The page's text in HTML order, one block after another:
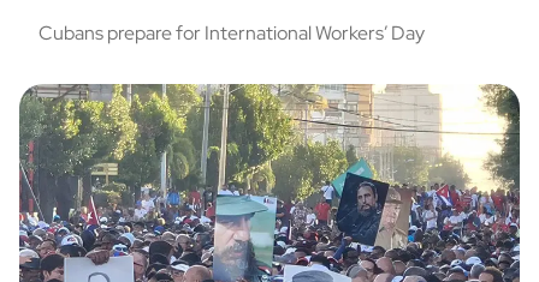
Cubans prepare for International Workers’ Day